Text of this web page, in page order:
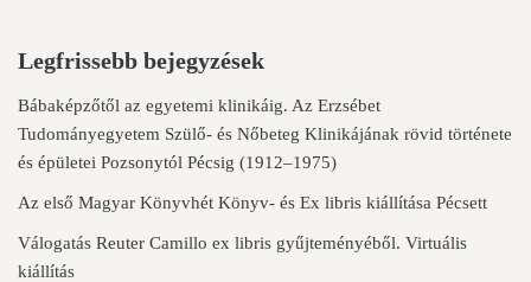
Legfrissebb bejegyzések
Bábaképzőtől az egyetemi klinikáig. Az Erzsébet
Tudományegyetem Szülő- és Nőbeteg Klinikájának rövid története
és épületei Pozsonytól Pécsig (1912–1975)
Az első Magyar Könyvhét Könyv- és Ex libris kiállítása Pécsett
Válogatás Reuter Camillo ex libris gyűjteményéből. Virtuális
kiállítás